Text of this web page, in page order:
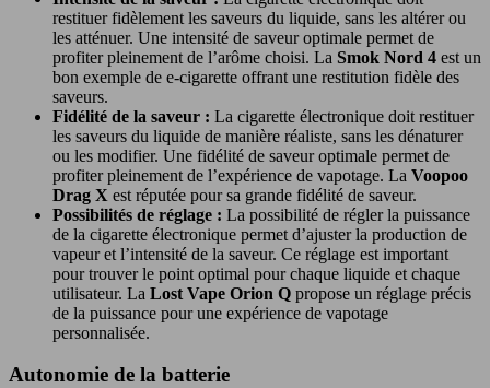
restituer fidèlement les saveurs du liquide, sans les altérer ou
les atténuer. Une intensité de saveur optimale permet de
profiter pleinement de l’arôme choisi. La Smok Nord 4 est un
bon exemple de e-cigarette offrant une restitution fidèle des
saveurs.
Fidélité de la saveur : La cigarette électronique doit restituer
les saveurs du liquide de manière réaliste, sans les dénaturer
ou les modifier. Une fidélité de saveur optimale permet de
profiter pleinement de l’expérience de vapotage. La Voopoo
Drag X est réputée pour sa grande fidélité de saveur.
Possibilités de réglage : La possibilité de régler la puissance
de la cigarette électronique permet d’ajuster la production de
vapeur et l’intensité de la saveur. Ce réglage est important
pour trouver le point optimal pour chaque liquide et chaque
utilisateur. La Lost Vape Orion Q propose un réglage précis
de la puissance pour une expérience de vapotage
personnalisée.
Autonomie de la batterie